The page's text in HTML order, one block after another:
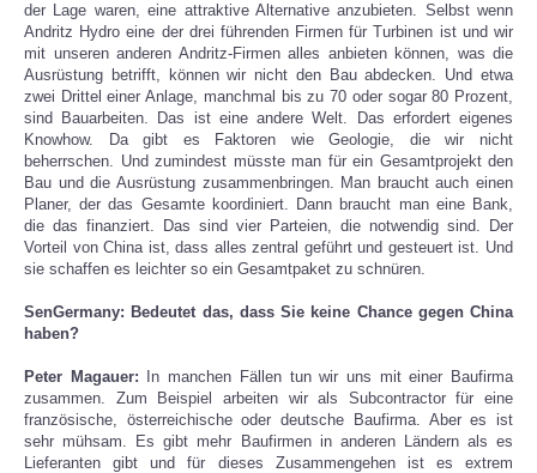
der Lage waren, eine attraktive Alternative anzubieten. Selbst wenn
Andritz Hydro eine der drei führenden Firmen für Turbinen ist und wir
mit unseren anderen Andritz-Firmen alles anbieten können, was die
Ausrüstung betrifft, können wir nicht den Bau abdecken. Und etwa
zwei Drittel einer Anlage, manchmal bis zu 70 oder sogar 80 Prozent,
sind Bauarbeiten. Das ist eine andere Welt. Das erfordert eigenes
Knowhow. Da gibt es Faktoren wie Geologie, die wir nicht
beherrschen. Und zumindest müsste man für ein Gesamtprojekt den
Bau und die Ausrüstung zusammenbringen. Man braucht auch einen
Planer, der das Gesamte koordiniert. Dann braucht man eine Bank,
die das finanziert. Das sind vier Parteien, die notwendig sind. Der
Vorteil von China ist, dass alles zentral geführt und gesteuert ist. Und
sie schaffen es leichter so ein Gesamtpaket zu schnüren.
SenGermany: Bedeutet das, dass Sie keine Chance gegen China
haben?
Peter Magauer: In manchen Fällen tun wir uns mit einer Baufirma
zusammen. Zum Beispiel arbeiten wir als Subcontractor für eine
französische, österreichische oder deutsche Baufirma. Aber es ist
sehr mühsam. Es gibt mehr Baufirmen in anderen Ländern als es
Lieferanten gibt und für dieses Zusammengehen ist es extrem